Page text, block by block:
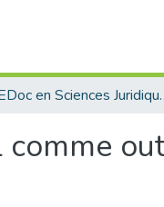
CEDoc en Sciences